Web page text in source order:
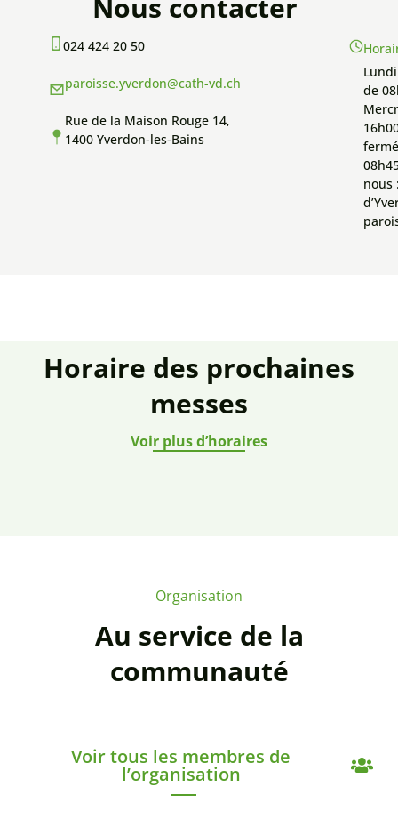
Nous contacter
024 424 20 50
paroisse.yverdon@cath-vd.ch
Rue de la Maison Rouge 14,
1400 Yverdon-les-Bains
de
nous
Horaire des prochaines
messes
Voir plus d’horaires
Organisation
Au service de la
communauté
Voir tous les membres de
l’organisation